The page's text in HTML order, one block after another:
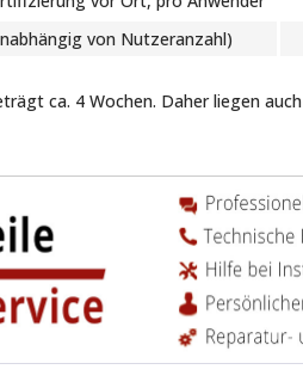
von Nutzeranzahl)
ca. 4 Wochen. Daher liegen